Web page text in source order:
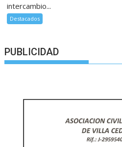
intercambio...
Destacados
PUBLICIDAD